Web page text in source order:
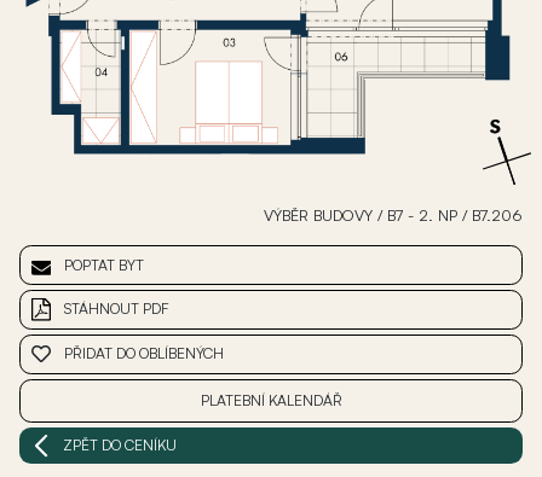
VÝBĚR BUDOVY / B7 - 2. NP / B7.206
POPTAT BYT
STÁHNOUT PDF
PŘIDAT DO OBLÍBENÝCH
PLATEBNÍ KALENDÁŘ
ZPĚT DO CENÍKU